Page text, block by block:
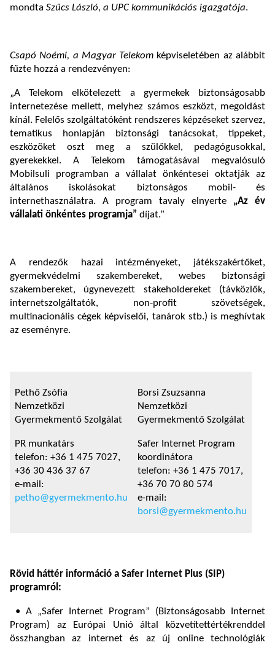
mondta Szűcs László, a UPC kommunikációs igazgatója.
Csapó Noémi, a Magyar Telekom képviseletében az alábbit
fűzte hozzá a rendezvényen:
„A Telekom elkötelezett a gyermekek biztonságosabb
internetezése mellett, melyhez számos eszközt, megoldást
kínál. Felelős szolgáltatóként rendszeres képzéseket szervez,
tematikus honlapján biztonsági tanácsokat, tippeket,
eszközöket oszt meg a szülőkkel, pedagógusokkal,
gyerekekkel. A Telekom támogatásával megvalósuló
Mobilsuli programban a vállalat önkéntesei oktatják az
általános iskolásokat biztonságos mobil- és
internethasználatra. A program tavaly elnyerte „Az év
vállalati önkéntes programja” díjat.”
A rendezők hazai intézményeket, játékszakértőket,
gyermekvédelmi szakembereket, webes biztonsági
szakembereket, úgynevezett stakeholdereket (távközlők,
internetszolgáltatók, non-profit szövetségek,
multinacionális cégek képviselői, tanárok stb.) is meghívtak
az eseményre.
Pethő Zsófia
Nemzetközi
Gyermekmentő Szolgálat
PR munkatárs
telefon: +36 1 475 7027,
+36 30 436 37 67
e-mail:
petho@gyermekmento.hu
Borsi Zsuzsanna
Nemzetközi
Gyermekmentő Szolgálat
Safer Internet Program
koordinátora
telefon: +36 1 475 7017,
+36 70 70 80 574
e-mail:
borsi@gyermekmento.hu
Rövid háttér információ a Safer Internet Plus (SIP)
programról:
• A „Safer Internet Program” (Biztonságosabb Internet
Program) az Európai Unió által közvetítettértékrenddel
összhangban az internet és az új online technológiák